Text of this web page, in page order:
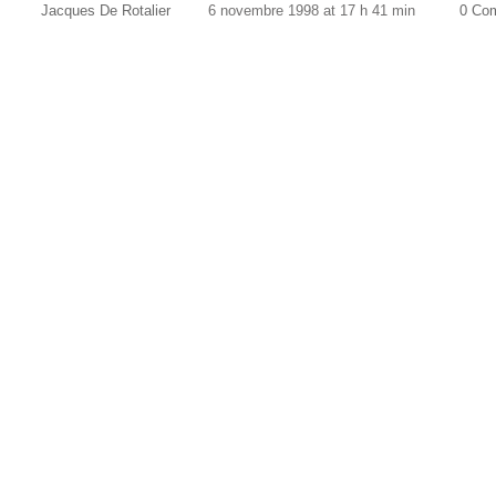
Jacques De Rotalier 6 novembre 1998 at 17 h 41 min 0